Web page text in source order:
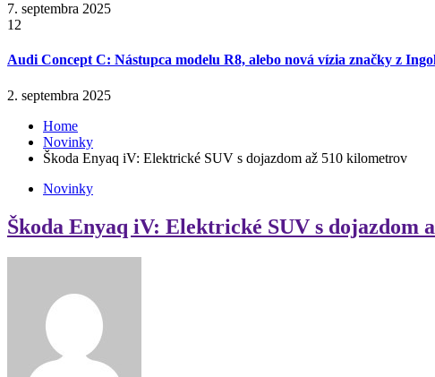
7. septembra 2025
12
Audi Concept C: Nástupca modelu R8, alebo nová vízia značky z
2. septembra 2025
Home
Novinky
Škoda Enyaq iV: Elektrické SUV s dojazdom až 510 kilometrov
Novinky
Škoda Enyaq iV: Elektrické SUV s dojazdom